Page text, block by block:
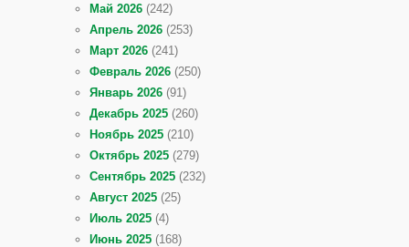
Май 2026 (242)
Апрель 2026 (253)
Март 2026 (241)
Февраль 2026 (250)
Январь 2026 (91)
Декабрь 2025 (260)
Ноябрь 2025 (210)
Октябрь 2025 (279)
Сентябрь 2025 (232)
Август 2025 (25)
Июль 2025 (4)
Июнь 2025 (168)